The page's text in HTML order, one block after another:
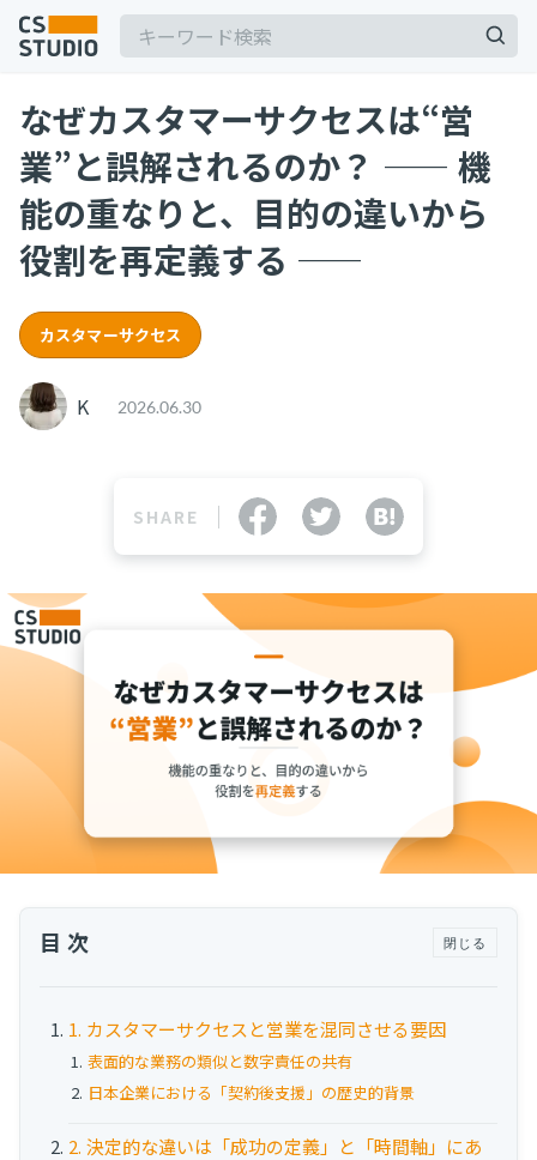
記事
カスタマーサクセス人材派遣・常駐
カスタマーサクセスBPO
BPaaS​
既存営業 AI BPO
カスタマーサポート代行
多言語カスタマーサポート対応
CSツール導入・運用支援
ツール選定・運用支援
その他ご支援​
インサイドセールス代行
お役立ち資料
事例
【2025年最新】Outlookの時短術15選！メー
ル作成やタスク管理のテクニックを紹介
カスタマーサポート
2025.06.06
BPO
2025.08.19
2024.11.07
サボタージュマニュアルとは？組織の内部崩壊
組織作り
意外と知らない？Google スプレッドシート関
数の落とし穴 ～集計作業を効率化する4つの
関数と、見落としがちな注意点～
カスタマーサポート
なぜカスタマーサクセスは“営
業”と誤解されるのか？ ―― 機
能の重なりと、目的の違いから
役割を再定義する ――
カスタマーサクセス
K 2026.06.30
SHARE
1. カスタマーサクセスと営業を混同させる要因
表面的な業務の類似と数字責任の共有
日本企業における「契約後支援」の歴史的背景
2. 決定的な違いは「成功の定義」と「時間軸」にあ
目次 閉じる